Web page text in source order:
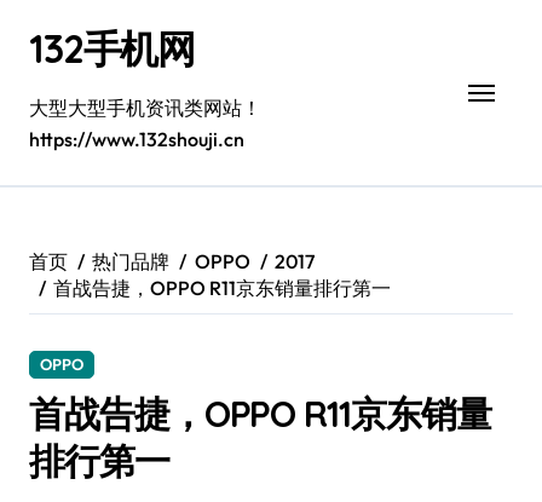
132手机网
大型大型手机资讯类网站！
https://www.132shouji.cn
首页 热门品牌 OPPO
2017
首战告捷，OPPO R11京东销量排行第一
OPPO
首战告捷，OPPO R11京东销量
排行第一